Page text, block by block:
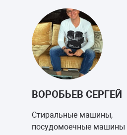
ВОРОБЬЕВ СЕРГЕЙ
Стиральные машины,
посудомоечные машины